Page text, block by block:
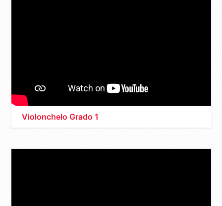
Violonchelo Grado 1